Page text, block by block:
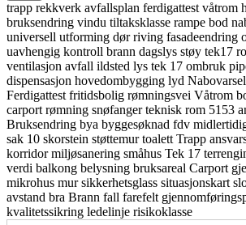
trapp rekkverk avfallsplan ferdigattest våtrom
bruksendring vindu tiltaksklasse rampe bod
universell utforming dørriving fasadeendring
uavhengig kontroll brann dagslys støy tek17
ventilasjon avfall ildsted lys tek 17 ombruk
dispensasjon hovedombygging lyd Nabovarsel
Ferdigattest fritidsbolig rømningsvei Våtrom
carport rømning snøfangerteknisk rom 5153
Bruksendring bya byggesøknad fdv
sak 10 skorstein støttemurtoalett Trapp
korridormiljøsanering småhus Tek 17
verdi balkong belysning bruksareal Carport
mikrohus mursikkerhetsglass situasjonskart
avstand bra Brann fall farefelt
kvalitetssikring ledelinje risikoklasse